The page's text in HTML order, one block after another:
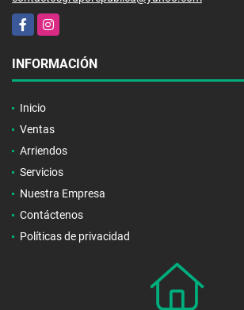
FacebookInstagram
INFORMACIÓN
Inicio
Ventas
Arriendos
Servicios
Nuestra Empresa
Contáctenos
Políticas de privacidad